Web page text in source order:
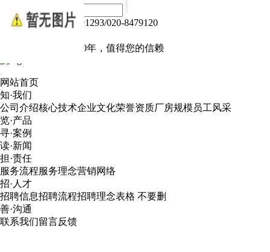
热线电话：020-84791293/020-8479120
电子产品我们做了10年，值得您的信赖
网站首页
知·我们
公司介绍核心技术企业文化荣誉资质厂房规模 员工风采
览·产品
寻·案例
读·新闻
担·责任
服务流程服务理念营销网络
招·人才
招聘信息招聘流程招聘理念表格 不要删
善·沟通
联系我们留言反馈